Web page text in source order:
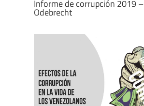
Informe de corrupción 2019 –
Odebrecht